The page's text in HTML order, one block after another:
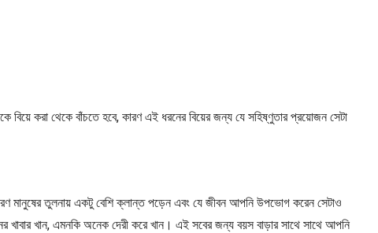
করা থেকে বাঁচতে হবে, কারণ এই ধরনের বিয়ের জন্য যে সহিষ্ণুতার প্রয়োজন সেটা
মানুষের তুলনায় একটু বেশি ক্লান্ত পড়েন এবং যে জীবন আপনি উপভোগ করেন সেটাও
খান, এমনকি অনেক দেরী করে খান। এই সবের জন্য বয়স বাড়ার সাথে সাথে আপনি